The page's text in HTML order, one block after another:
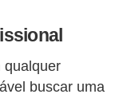
qualquer
buscar uma